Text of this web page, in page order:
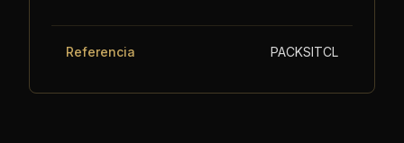
Referencia PACKSITCL